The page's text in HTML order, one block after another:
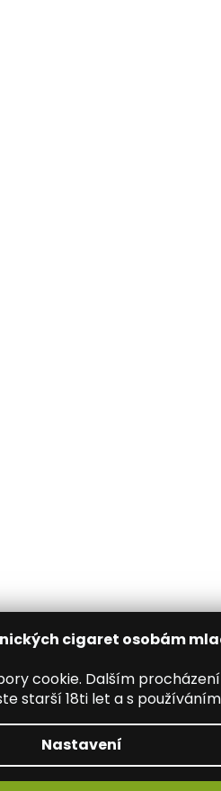
cigaret osobám
cookie. Dalším
starší 18ti let a s
Nastavení